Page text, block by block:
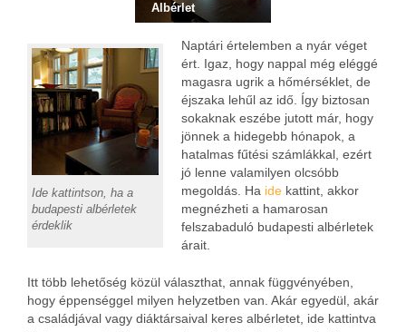
Albérlet
Ide kattintson, ha a
budapesti albérletek
érdeklik
Naptári értelemben a nyár véget
ért. Igaz, hogy nappal még eléggé
magasra ugrik a hőmérséklet, de
éjszaka lehűl az idő. Így biztosan
sokaknak eszébe jutott már, hogy
jönnek a hidegebb hónapok, a
hatalmas fűtési számlákkal, ezért
jó lenne valamilyen olcsóbb
megoldás. Ha ide kattint, akkor
megnézheti a hamarosan
felszabaduló budapesti albérletek
árait.
Itt több lehetőség közül választhat, annak függvényében,
hogy éppenséggel milyen helyzetben van. Akár egyedül, akár
a családjával vagy diáktársaival keres albérletet, ide kattintva